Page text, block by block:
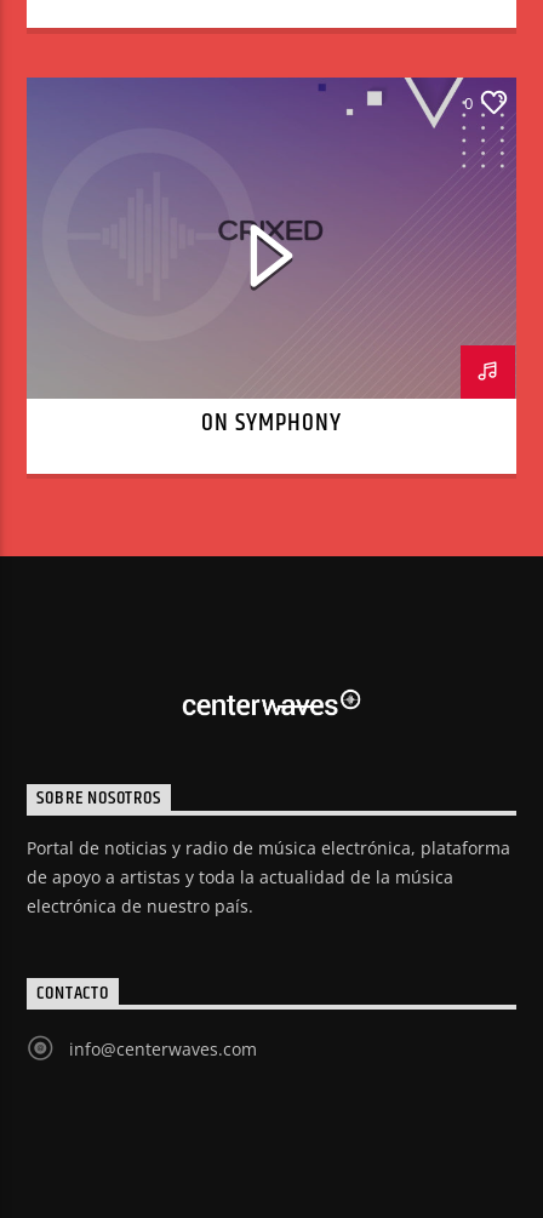
0
ON SYMPHONY
SOBRE NOSOTROS
Portal de noticias y radio de música electrónica, plataforma
de apoyo a artistas y toda la actualidad de la música
electrónica de nuestro país.
CONTACTO
info@centerwaves.com